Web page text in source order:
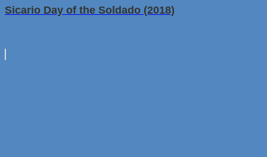
Sicario Day of the Soldado (2018)